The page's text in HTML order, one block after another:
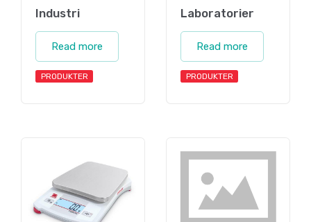
Industri
Read more
PRODUKTER
Laboratorier
Read more
PRODUKTER